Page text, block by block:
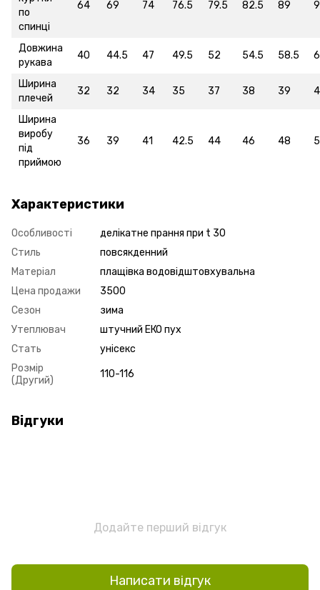
по
спинці
64 69 74 76.5 79.5 82.5 89
Довжина
рукава
40 44.5 47 49.5 52 54.5 58.5
Ширина
плечей
32 32 34 35 37 38 39
Ширина
виробу
під
приймою
36 39 41 42.5 44 46 48
Характеристики
Особливості
делікатне прання при t 30
Стиль
повсякденний
Матеріал
плащівка водовідштовхувальна
Цена продажи
3500
Сезон
зима
Утеплювач
штучний ЕКО пух
Стать
унісекс
Розмір
(Другий)
110-116
Відгуки
Додайте перший відгук
Написати відгук